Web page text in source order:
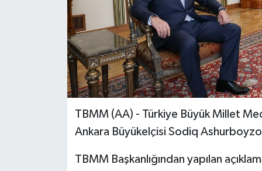
TBMM (AA) - Türkiye Büyük Millet
Ankara Büyükelçisi Sodiq
TBMM Başkanlığından yapılan